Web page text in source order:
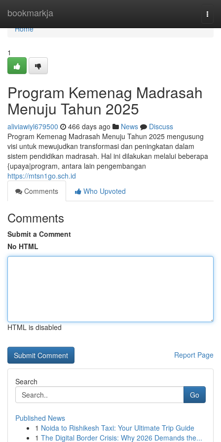
bookmarkja
Home
Home
1
Program Kemenag Madrasah
Menuju Tahun 2025
aliviawiyl679500 466 days ago News
Discuss
Program Kemenag Madrasah Menuju Tahun 2025 mengusung
visi untuk mewujudkan transformasi dan peningkatan dalam
sistem pendidikan madrasah. Hal ini dilakukan melalui beberapa
{upaya|program, antara lain pengembangan
https://mtsn1go.sch.id
Comments
Who Upvoted
Comments
Submit a Comment
No HTML
HTML is disabled
Report Page
Search
Go
Published News
1 Noida to Rishikesh Taxi: Your Ultimate Trip Guide
1 The Digital Border Crisis: Why 2026 Demands the...